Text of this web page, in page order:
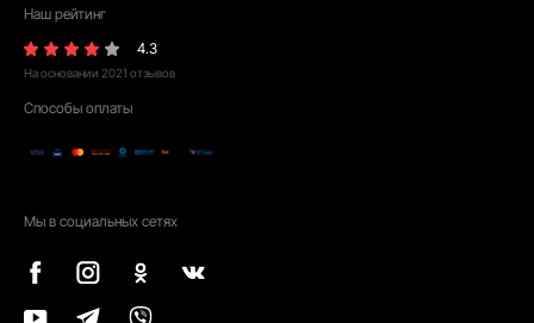
Наш рейтинг
4.3
На основании 2021 отзывов
Способы оплаты
Мы в социальных сетях